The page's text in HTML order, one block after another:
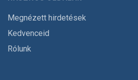
Megnézett hirdetések
Kedvenceid
Rólunk